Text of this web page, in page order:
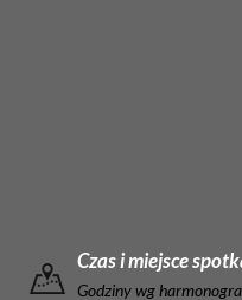
Czas i miejsce
Godziny wg